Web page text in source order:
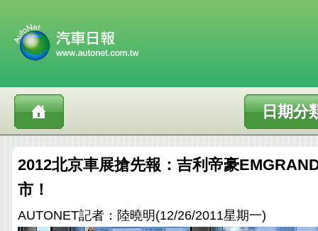
日期分
2012北京車展搶先報：吉利帝豪
市！
AUTONET記者：陸曉明(12/26/2011星期一)